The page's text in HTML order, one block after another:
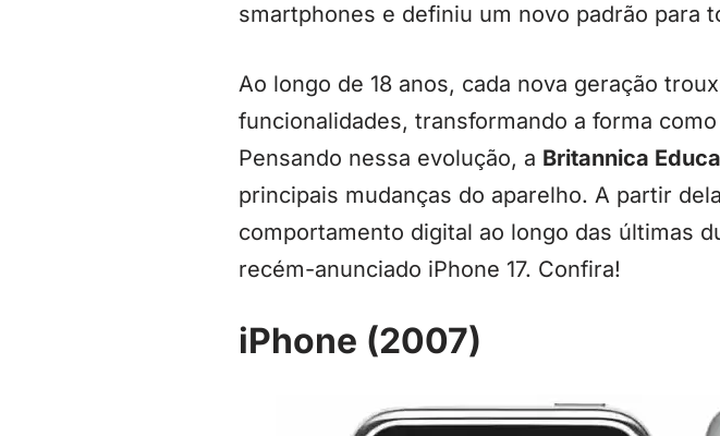
smartphones e definiu um novo padrão para
Ao longo de 18 anos, cada nova geração
funcionalidades, transformando a forma
Pensando nessa evolução, a Britannica
principais mudanças do aparelho. A partir
comportamento digital ao longo das últimas
recém-anunciado iPhone 17. Confira!
iPhone (2007)